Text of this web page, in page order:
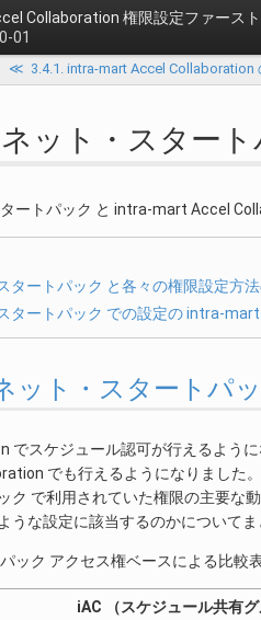
Collaboration 権限設定ファース
01
≪ 3.4.1. intra-mart Accel
ット・スター
ートパック と intra-mart Accel
タートパック と各々の権限設定方
タートパック での設定の intra-
ット・スタートパ
スケジュール認可が行えるよう
でも行えるようになりました。
ク で利用されていた権限の主要
うな設定に該当するのかについて
ック アクセス権ベースによる比較
iAC （スケジュール共有